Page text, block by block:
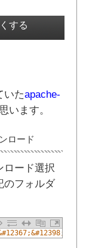
する
いたapache-
います。
ロード
ロード選択
のフォルダ